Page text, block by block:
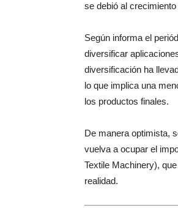
se debió al
Según informa el
diversificar
diversificación ha
lo que implica una
los productos finales.
De manera optimista,
vuelva a ocupar el
Textile Machinery),
realidad.